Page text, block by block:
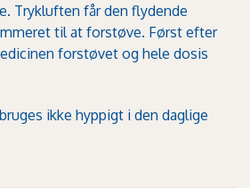
Trykluften får den flydende
til at forstøve. Først efter
forstøvet og hele dosis
ikke hyppigt i den daglige